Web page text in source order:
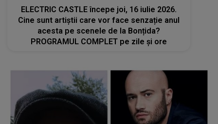
ELECTRIC CASTLE începe joi, 16 iulie 2026.
Cine sunt artiștii care vor face senzație anul
acesta pe scenele de la Bonțida?
PROGRAMUL COMPLET pe zile și ore